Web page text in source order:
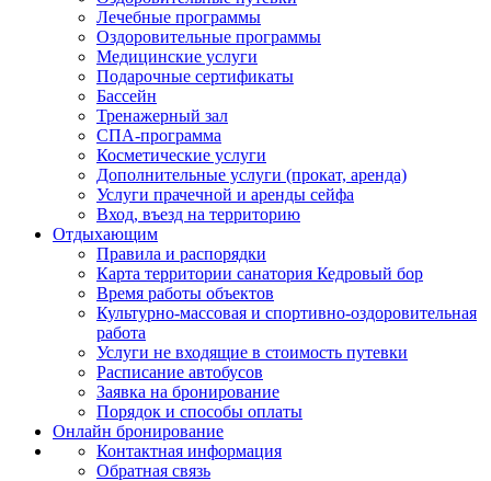
Лечебные программы
Оздоровительные программы
Медицинские услуги
Подарочные сертификаты
Бассейн
Тренажерный зал
СПА-программа
Косметические услуги
Дополнительные услуги (прокат, аренда)
Услуги прачечной и аренды сейфа
Вход, въезд на территорию
Отдыхающим
Правила и распорядки
Карта территории санатория Кедровый бор
Время работы объектов
Культурно-массовая и спортивно-оздоровительная
работа
Услуги не входящие в стоимость путевки
Расписание автобусов
Заявка на бронирование
Порядок и способы оплаты
Онлайн бронирование
Контактная информация
Обратная связь